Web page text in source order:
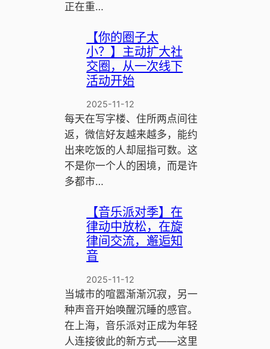
正在重…
【你的圈子太
小？】主动扩大社
交圈，从一次线下
活动开始
2025-11-12
每天在写字楼、住所两点间往
返，微信好友越来越多，能约
出来吃饭的人却屈指可数。这
不是你一个人的困境，而是许
多都市…
【音乐派对季】在
律动中放松，在旋
律间交流，邂逅知
音
2025-11-12
当城市的喧嚣渐渐沉寂，另一
种声音开始唤醒沉睡的感官。
在上海，音乐派对正成为年轻
人连接彼此的新方式——这里